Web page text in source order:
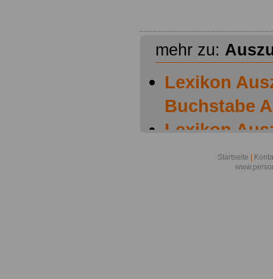
mehr zu:
Lexikon
Buchstabe A
Lexikon
Buchstabe B
Lexikon
Startseite